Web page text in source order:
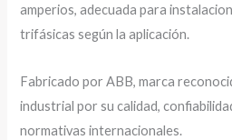
amperios, adecuada para
trifásicas según la aplicación.
Fabricado por ABB, marca
industrial por su calidad,
normativas internacionales.